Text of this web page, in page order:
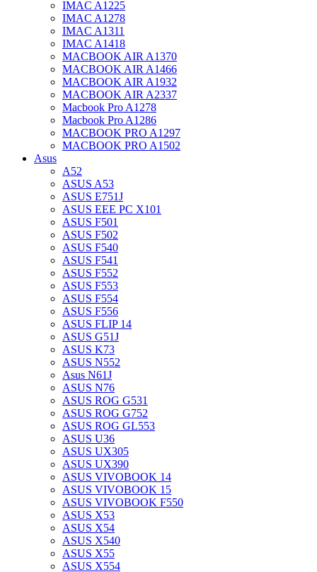
IMAC A1225
IMAC A1278
IMAC A1311
IMAC A1418
MACBOOK AIR A1370
MACBOOK AIR A1466
MACBOOK AIR A1932
MACBOOK AIR A2337
Macbook Pro A1278
Macbook Pro A1286
MACBOOK PRO A1297
MACBOOK PRO A1502
Asus
A52
ASUS A53
ASUS E751J
ASUS EEE PC X101
ASUS F501
ASUS F502
ASUS F540
ASUS F541
ASUS F552
ASUS F553
ASUS F554
ASUS F556
ASUS FLIP 14
ASUS G51J
ASUS K73
ASUS N552
Asus N61J
ASUS N76
ASUS ROG G531
ASUS ROG G752
ASUS ROG GL553
ASUS U36
ASUS UX305
ASUS UX390
ASUS VIVOBOOK 14
ASUS VIVOBOOK 15
ASUS VIVOBOOK F550
ASUS X53
ASUS X54
ASUS X540
ASUS X55
ASUS X554